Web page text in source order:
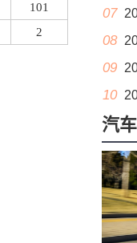
101
2
07
08
09
10
汽